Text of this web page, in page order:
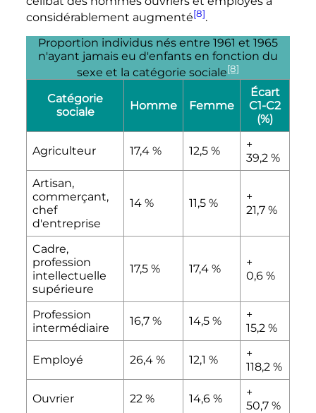
considérablement augmenté[8].
Proportion individus nés entre 1961 et 1965
n'ayant jamais eu d'enfants en fonction du
sexe et la catégorie sociale[8]
Catégorie
sociale
Homme Femme
Écart
C1-C2
(%)
Agriculteur 17,4 % 12,5 %
+
39,2 %
Artisan,
commerçant,
chef
d'entreprise
14 % 11,5 %
+
21,7 %
Cadre,
profession
intellectuelle
supérieure
17,5 % 17,4 %
+
0,6 %
Profession
intermédiaire
16,7 % 14,5 %
+
15,2 %
Employé 26,4 % 12,1 %
+
118,2 %
Ouvrier 22 % 14,6 %
+
50,7 %